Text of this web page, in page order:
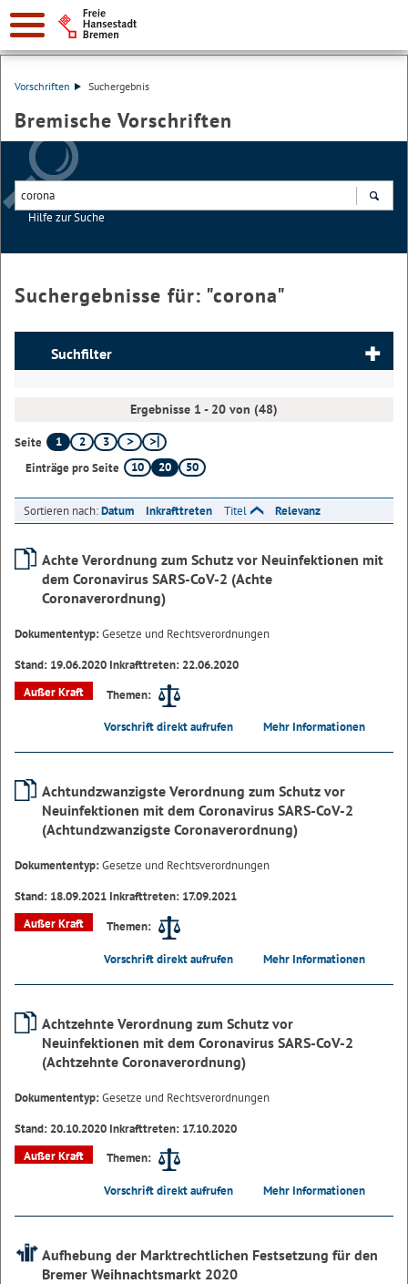
Vorschriften Suchergebnis
Bremische Vorschriften
Hilfe zur Suche
Suchergebnisse für: "corona"
Suchfilter
Ergebnisse 1 - 20 von (48)
Seite 1 2
3
Einträge pro Seite
10 20 50
Sortieren nach:Datum Inkrafttreten Titel Relevanz
Achte Verordnung zum Schutz vor Neuinfektionen mit
dem Coronavirus SARS-CoV-2 (Achte
Coronaverordnung)
Dokumententyp:Gesetze und Rechtsverordnungen
Stand: 19.06.2020 Inkrafttreten: 22.06.2020
Außer Kraft
Themen:
Vorschrift direkt aufrufen Mehr Informationen
Achtundzwanzigste Verordnung zum Schutz vor
Neuinfektionen mit dem Coronavirus SARS-CoV-2
(Achtundzwanzigste Coronaverordnung)
Dokumententyp:Gesetze und Rechtsverordnungen
Stand: 18.09.2021 Inkrafttreten: 17.09.2021
Außer Kraft
Themen:
Vorschrift direkt aufrufen Mehr Informationen
Achtzehnte Verordnung zum Schutz vor
Neuinfektionen mit dem Coronavirus SARS-CoV-2
(Achtzehnte Coronaverordnung)
Dokumententyp:Gesetze und Rechtsverordnungen
Stand: 20.10.2020 Inkrafttreten: 17.10.2020
Außer Kraft
Themen:
Vorschrift direkt aufrufen Mehr Informationen
Aufhebung der Marktrechtlichen Festsetzung für den
Bremer Weihnachtsmarkt 2020